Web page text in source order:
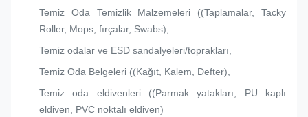
Temiz Oda Temizlik Malzemeleri ((Taplamalar, Tacky
Roller, Mops, fırçalar, Swabs),
Temiz odalar ve ESD sandalyeleri/toprakları,
Temiz Oda Belgeleri ((Kağıt, Kalem, Defter),
Temiz oda eldivenleri ((Parmak yatakları, PU kaplı
eldiven, PVC noktalı eldiven)